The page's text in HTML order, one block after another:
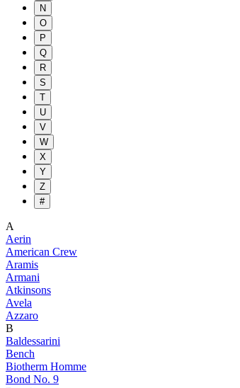
N
O
P
Q
R
S
T
U
V
W
X
Y
Z
#
A
Aerin
American Crew
Aramis
Armani
Atkinsons
Avela
Azzaro
B
Baldessarini
Bench
Biotherm Homme
Bond No. 9